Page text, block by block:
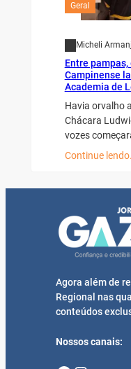
Geral
Micheli
Entre
Campinense
Academia de
Havia orvalho
Chácara
vozes
Continue
Agora além de
Regional nas
conteúdos
Nossos canais: